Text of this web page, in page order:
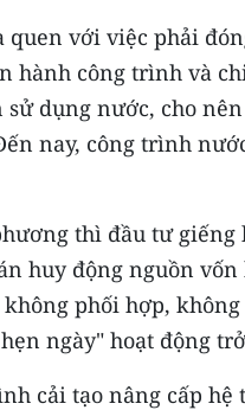
quen với việc phải
hành công trình và
dụng nước, cho
nay, công trình
thì đầu tư giếng
huy động nguồn
phối hợp,
ngày" hoạt động
cải tạo nâng cấp